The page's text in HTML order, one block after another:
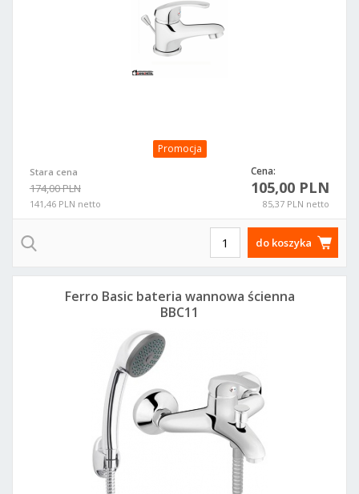
Promocja
Stara cena
174,00 PLN
141,46 PLN netto
Cena:
105,00 PLN
85,37 PLN netto
do koszyka
Ferro Basic bateria wannowa ścienna
BBC11